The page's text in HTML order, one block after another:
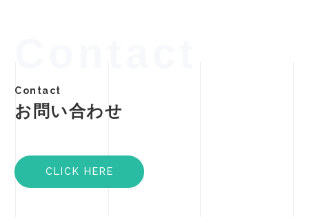
Contact
お問い合わせ
CLICK HERE